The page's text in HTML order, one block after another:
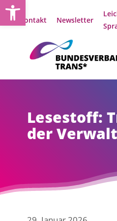
Zum
Inhalt
Kontakt Newsletter
Lesestoff:
der